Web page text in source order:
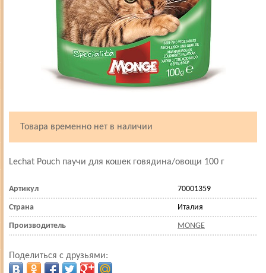
Товара временно нет в наличии
Lechat Pouch паучи для кошек говядина/овощи 100 г
Артикул 70001359
Страна Италия
Производитель MONGE
Поделиться с друзьями: